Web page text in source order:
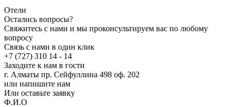
Отели
Остались вопросы?
Свяжитесь с нами и мы проконсультируем вас по любому
вопросу
Связь с нами в один клик
+7 (727) 310 14 - 14
Заходите к нам в гости
г. Алматы пр. Сейфуллина 498 оф. 202
или напишите нам
Или оставьте заявку
Ф.И.О